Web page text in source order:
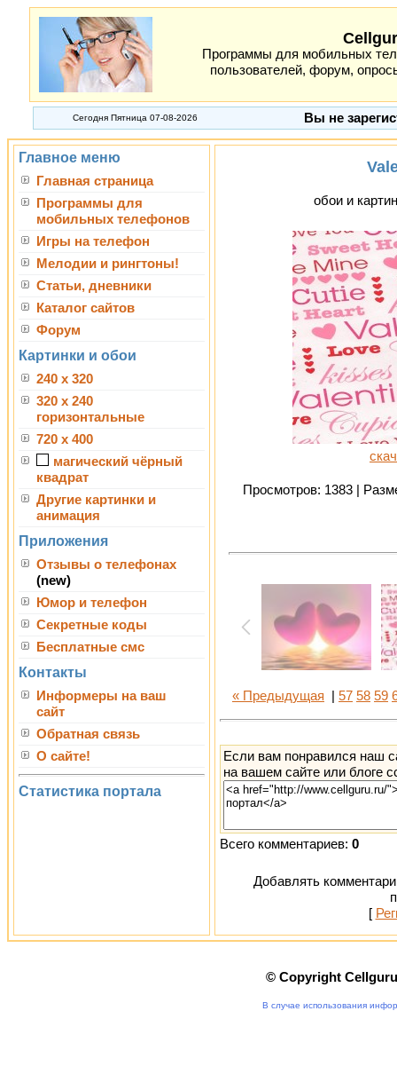
Программы для мобильных
пользователей, форум,
Сегодня Пятница 07-08-2026 Вы не
Главное меню
Главная страница
Программы для
мобильных телефонов
Игры на телефон
Мелодии и рингтоны!
Статьи, дневники
Каталог сайтов
Форум
Картинки и обои
240 x 320
320 x 240
горизонтальные
720 x 400
магический чёрный
квадрат
Другие картинки и
анимация
Приложения
Отзывы о телефонах
(new)
Юмор и телефон
Секретные коды
Бесплатные смс
Контакты
Информеры на ваш
сайт
Обратная связь
О сайте!
Статистика портала
обои и
Просмотров: 1383 |
« Предыдущая 57 58 59
Если вам понравился наш
на вашем сайте или блоге
Всего комментариев: 0
Добавлять
[
© Copyright
В случае использования